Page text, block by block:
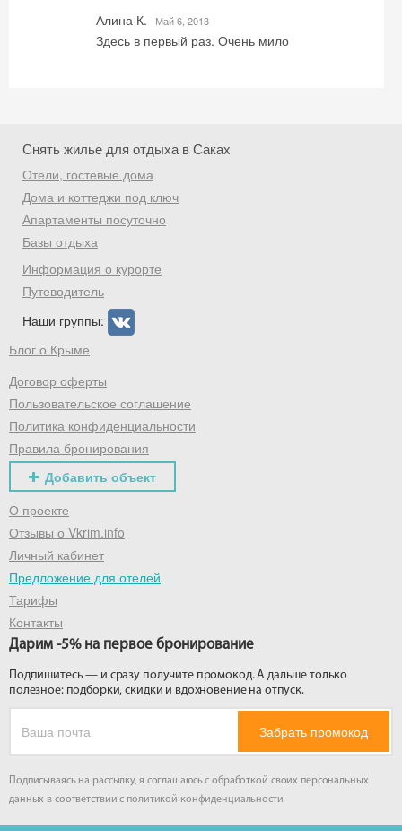
Алина К.
Май 6, 2013
Здесь в первый раз. Очень мило
Снять жилье для отдыха в Саках
Отели, гостевые дома
Дома и коттеджи под ключ
Апартаменты посуточно
Базы отдыха
Информация о курорте
Путеводитель
Наши группы:
Блог о Крыме
Договор оферты
Пользовательское соглашение
Политика конфиденциальности
Правила бронирования
Добавить объект
О проекте
Отзывы о Vkrim.info
Личный кабинет
Предложение для отелей
Тарифы
Контакты
Дарим -5% на первое бронирование
Подпишитесь — и сразу получите промокод. А дальше только
полезное: подборки, скидки и вдохновение на отпуск.
Забрать промокод
Подписываясь на рассылку, я соглашаюсь с обработкой своих персональных
данных в соответствии с политикой конфиденциальности